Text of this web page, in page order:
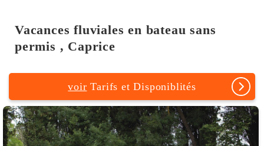
Vacances fluviales en bateau sans
permis , Caprice
voir Tarifs et Disponiblités